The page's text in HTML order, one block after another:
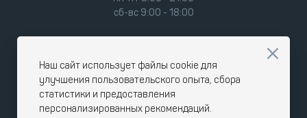
сб-вс 9:00 - 18:00
Наш сайт использует файлы cookie для
улучшения пользовательского опыта, сбора
статистики и предоставления
персонализированных рекомендаций.